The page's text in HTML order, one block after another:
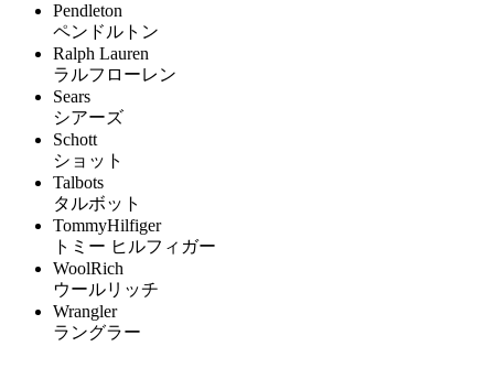
Pendleton
ペンドルトン
Ralph Lauren
ラルフローレン
Sears
シアーズ
Schott
ショット
Talbots
タルボット
TommyHilfiger
トミー ヒルフィガー
WoolRich
ウールリッチ
Wrangler
ラングラー